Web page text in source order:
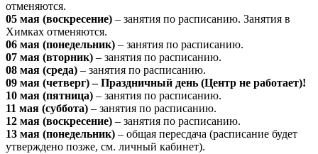
отменяются.
05 мая (воскресение) – занятия по расписанию. Занятия в
Химках отменяются.
06 мая (понедельник) – занятия по расписанию.
07 мая (вторник) – занятия по расписанию.
08 мая (среда) – занятия по расписанию.
09 мая (четверг) – Праздничный день (Центр не работает)!
10 мая (пятница) – занятия по расписанию.
11 мая (суббота) – занятия по расписанию.
12 мая (воскресение) – занятия по расписанию.
13 мая (понедельник) – общая пересдача (расписание будет
утверждено позже, см. личный кабинет).